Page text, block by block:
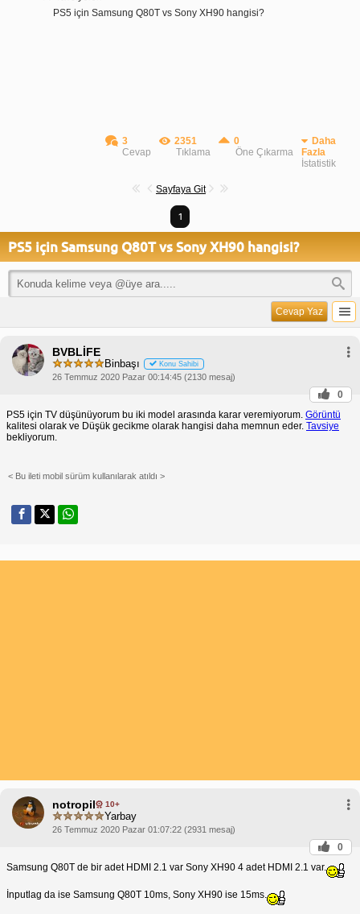
PS5 için Samsung Q80T vs Sony XH90 hangisi?
3
Cevap
2351
Tıklama
0
Öne Çıkarma
Daha
Fazla
İstatistik
Sayfaya Git
1
PS5 için Samsung Q80T vs Sony XH90 hangisi?
Cevap Yaz
BVBLİFE
Binbaşı Konu Sahibi
26 Temmuz 2020 Pazar 00:14:45 (2130 mesaj)
0
PS5 için TV düşünüyorum bu iki model arasında karar veremiyorum. Görüntü
kalitesi olarak ve Düşük gecikme olarak hangisi daha memnun eder. Tavsiye
bekliyorum.
< Bu ileti mobil sürüm kullanılarak atıldı >
notropil 10+
Yarbay
26 Temmuz 2020 Pazar 01:07:22 (2931 mesaj)
0
Samsung Q80T de bir adet HDMI 2.1 var Sony XH90 4 adet HDMI 2.1 var.
İnputlag da ise Samsung Q80T 10ms, Sony XH90 ise 15ms.